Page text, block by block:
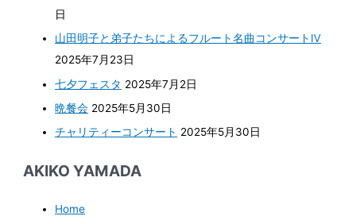
日
山田明子と弟子たちによるフルート名曲コンサートⅣ
2025年7月23日
七夕フェスタ 2025年7月2日
晩餐会 2025年5月30日
チャリティーコンサート 2025年5月30日
AKIKO YAMADA
Home